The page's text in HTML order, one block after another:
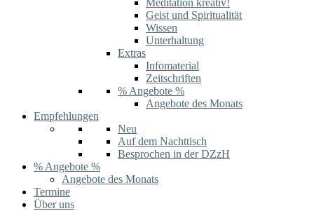
Meditation kreativ!
Geist und Spiritualität
Wissen
Unterhaltung
Extras
Infomaterial
Zeitschriften
% Angebote %
Angebote des Monats
Empfehlungen
Neu
Auf dem Nachttisch
Besprochen in der DZzH
% Angebote %
Angebote des Monats
Termine
Über uns